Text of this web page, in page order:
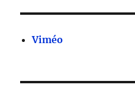
Viméo